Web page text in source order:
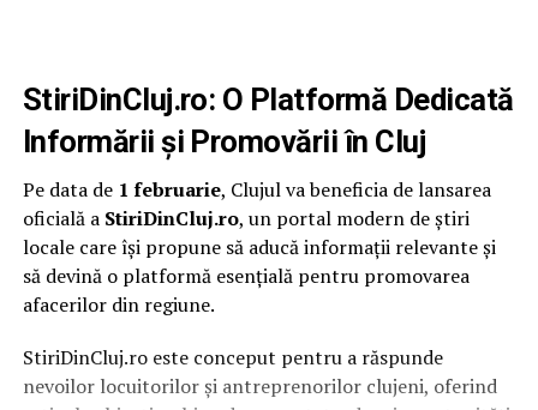
StiriDinCluj.ro: O Platformă Dedicată
Informării și Promovării în Cluj
Pe data de 1 februarie, Clujul va beneficia de lansarea
oficială a StiriDinCluj.ro, un portal modern de știri
locale care își propune să aducă informații relevante și
să devină o platformă esențială pentru promovarea
afacerilor din regiune.
StiriDinCluj.ro este conceput pentru a răspunde
nevoilor locuitorilor și antreprenorilor clujeni, oferind